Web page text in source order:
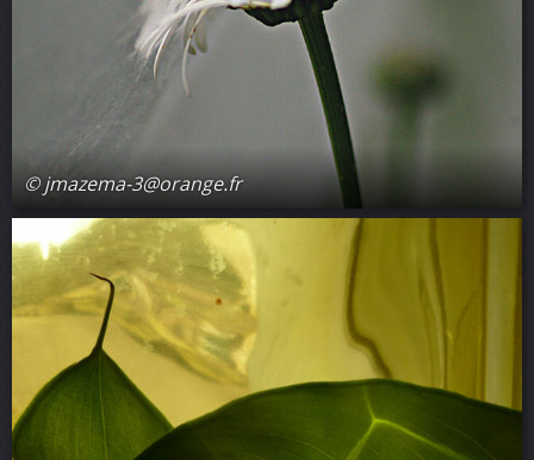
© jmazema-3@orange.fr